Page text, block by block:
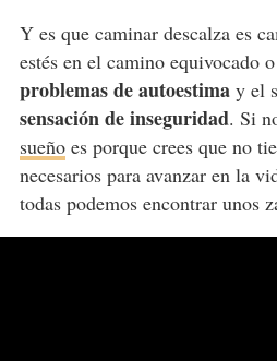
Y es que caminar descalza es
estés en el camino equivocado
problemas de autoestimay el
sensación de inseguridad. Si
sueñoes porque crees que no
necesarios para avanzar en la
todas podemos encontrar unos